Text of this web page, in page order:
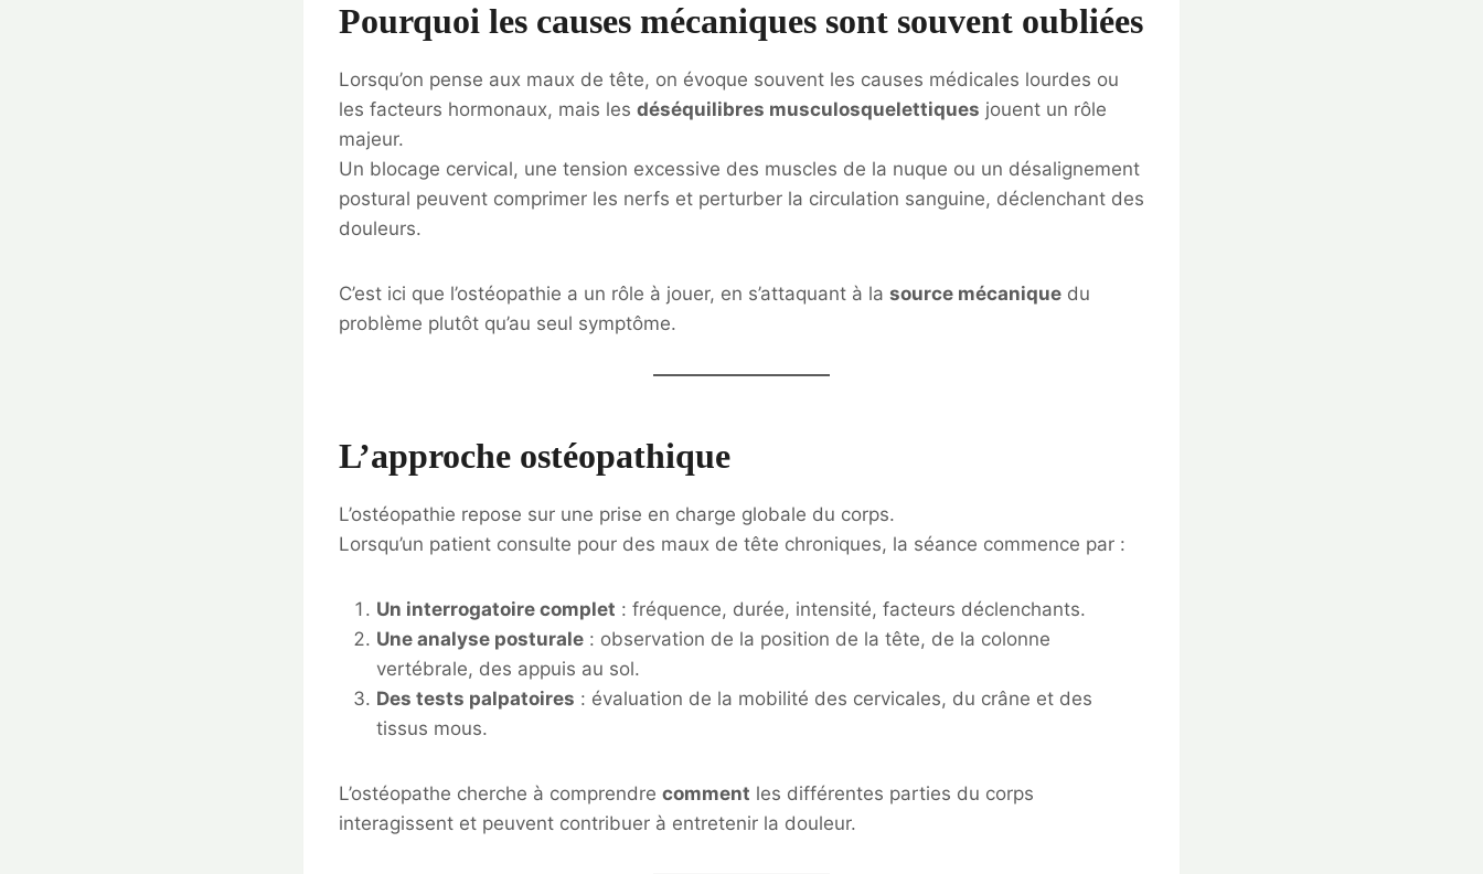
Pourquoi les causes mécaniques sont souvent oubliées
Lorsqu’on pense aux maux de tête, on évoque souvent les causes médicales lourdes ou
les facteurs hormonaux, mais les déséquilibres musculosquelettiques jouent un rôle
majeur.
Un blocage cervical, une tension excessive des muscles de la nuque ou un désalignement
postural peuvent comprimer les nerfs et perturber la circulation sanguine, déclenchant des
douleurs.
C’est ici que l’ostéopathie a un rôle à jouer, en s’attaquant à la source mécanique du
problème plutôt qu’au seul symptôme.
L’approche ostéopathique
L’ostéopathie repose sur une prise en charge globale du corps.
Lorsqu’un patient consulte pour des maux de tête chroniques, la séance commence par :
Un interrogatoire complet : fréquence, durée, intensité, facteurs déclenchants.
Une analyse posturale : observation de la position de la tête, de la colonne
vertébrale, des appuis au sol.
Des tests palpatoires : évaluation de la mobilité des cervicales, du crâne et des
tissus mous.
L’ostéopathe cherche à comprendre comment les différentes parties du corps
interagissent et peuvent contribuer à entretenir la douleur.